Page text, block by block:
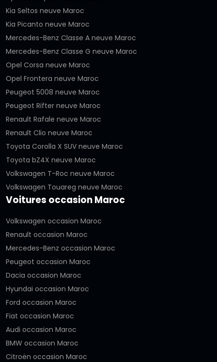
Kia Seltos neuve Maroc
Kia Picanto neuve Maroc
Mercedes-Benz Classe A neuve Maroc
Mercedes-Benz Classe G neuve Maroc
Opel Corsa neuve Maroc
Opel Frontera neuve Maroc
Peugeot 5008 neuve Maroc
Peugeot Rifter neuve Maroc
Renault Rafale neuve Maroc
Renault Clio neuve Maroc
Toyota Corolla X SUV neuve Maroc
Toyota bZ4X neuve Maroc
Volkswagen T-Roc neuve Maroc
Volkswagen Touareg neuve Maroc
Voitures occasion Maroc
Volkswagen occasion Maroc
Renault occasion Maroc
Mercedes-Benz occasion Maroc
Peugeot occasion Maroc
Dacia occasion Maroc
Hyundai occasion Maroc
Ford occasion Maroc
Fiat occasion Maroc
Audi occasion Maroc
BMW occasion Maroc
Citroën occasion Maroc